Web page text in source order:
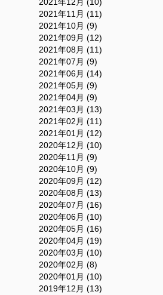
2021年11月 (11)
2021年10月 (9)
2021年09月 (12)
2021年08月 (11)
2021年07月 (9)
2021年06月 (14)
2021年05月 (9)
2021年04月 (9)
2021年03月 (13)
2021年02月 (11)
2021年01月 (12)
2020年12月 (10)
2020年11月 (9)
2020年10月 (9)
2020年09月 (12)
2020年08月 (13)
2020年07月 (16)
2020年06月 (10)
2020年05月 (16)
2020年04月 (19)
2020年03月 (10)
2020年02月 (8)
2020年01月 (10)
2019年12月 (13)